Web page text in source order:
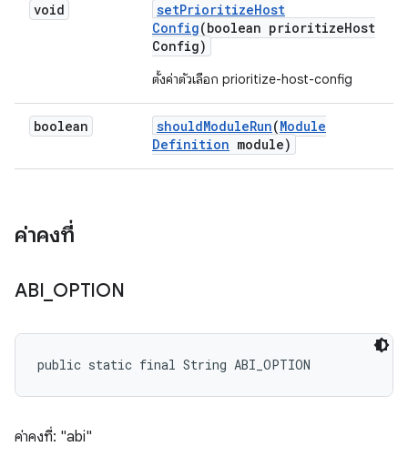
void setPrioritizeHost
Config(boolean prioritizeHost
Config)
ตั้งค่าตัวเลือก prioritize-host-config
boolean shouldModuleRun(Module
Definition module)
ค่าคงที่
ABI OPTION
public static final String ABI_OPTION
ค่าคงที่: "abi"